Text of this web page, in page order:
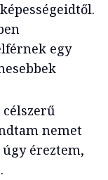
egy
célszerű
nemet
éreztem,